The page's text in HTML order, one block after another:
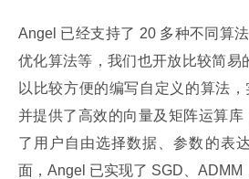
Angel 已经支持了 20 多种不同算
优化算法等，我们也开放比较简易
以比较方便的编写自定义的算法，
并提供了高效的向量及矩阵运算库
了用户自由选择数据、参数的表
面，Angel 已实现了 SGD、ADMM